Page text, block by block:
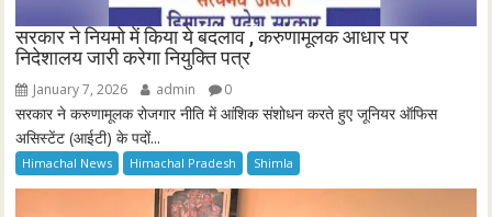
सरकार ने नियमो में किया ये बदलाव , करुणामूलक आधार पर
निदेशालय जारी करेगा नियुक्ति पत्र
January 7, 2026 admin 0
सरकार ने करुणामूलक रोजगार नीति में आंशिक संशोधन करते हुए जूनियर ऑफिस
असिस्टेंट (आईटी) के पदों...
Himachal News Himachal Pradesh Shimla